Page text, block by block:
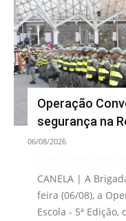
Operação
segurança na
06/08/2026
CANELA | A
feira (06/08), a
Escola - 5ª